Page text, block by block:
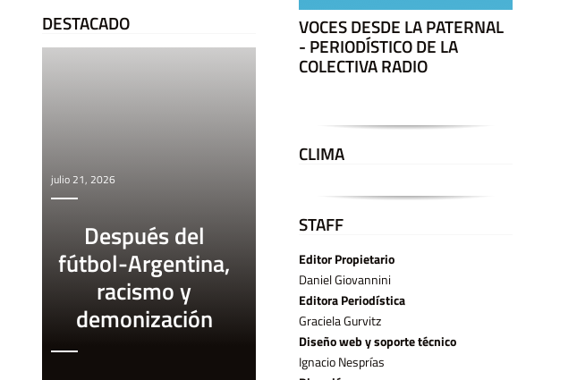
DESTACADO
julio 21, 2026
Después del
fútbol-Argentina,
racismo y
demonización
VOCES DESDE LA PATERNAL
- PERIODÍSTICO DE LA
COLECTIVA RADIO
CLIMA
STAFF
Editor Propietario
Daniel Giovannini
Editora Periodística
Graciela Gurvitz
Diseño web y soporte técnico
Ignacio Nesprías